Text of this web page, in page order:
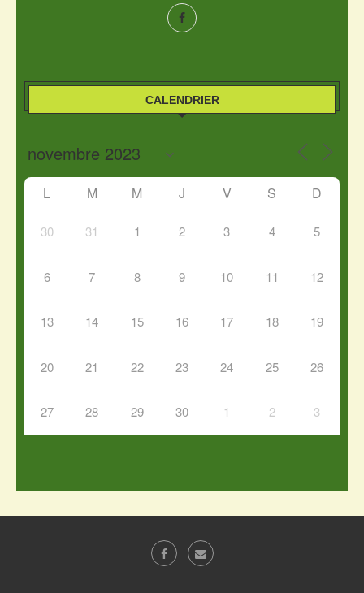
CALENDRIER
L M M J V S D
30 31 1 2 3 4 5
6 7 8 9 10 11 12
13 14 15 16 17 18 19
20 21 22 23 24 25 26
27 28 29 30 1 2 3